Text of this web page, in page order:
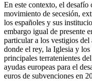
En este contexto, el desafío
movimiento de secesión,
los españoles y sus
embargo igual de presente
particular a los vestigios del
donde el rey, la Iglesia y los
principales terratenientes
ayudas europeas para el
euros de subvenciones en